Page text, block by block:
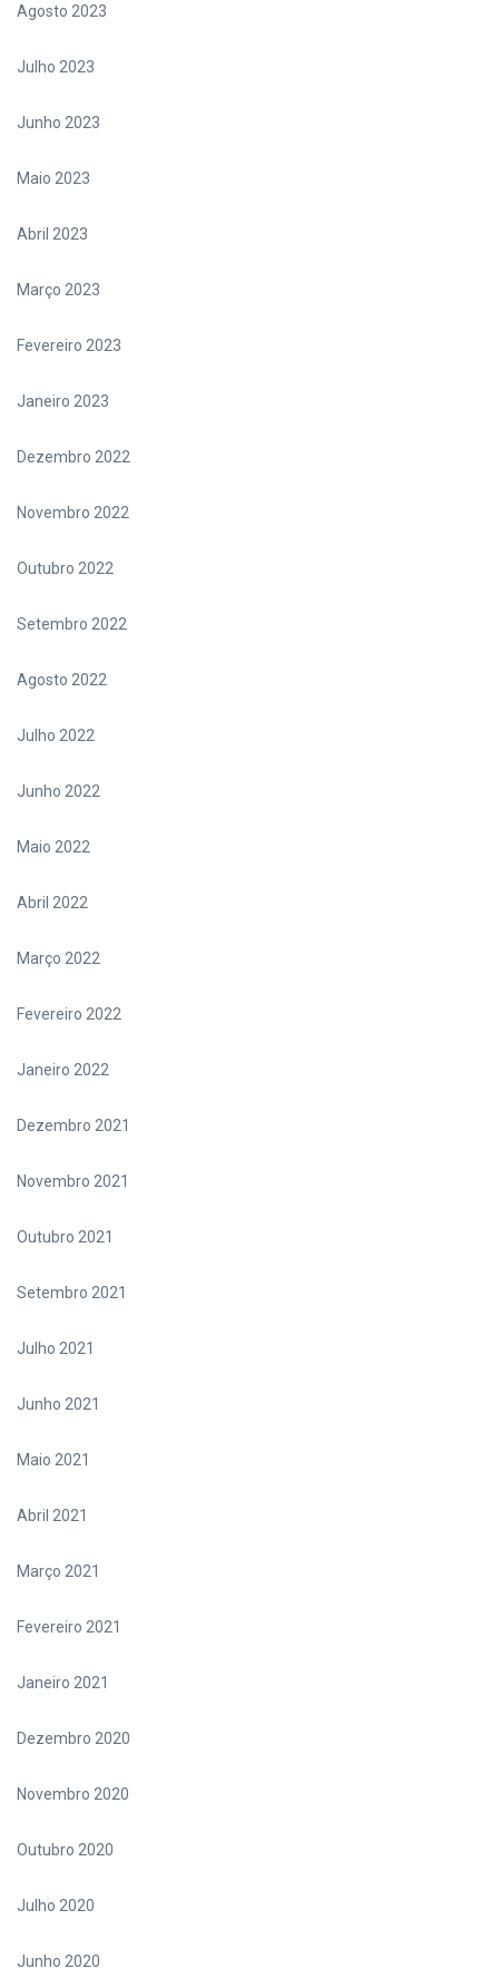
Agosto 2023
Julho 2023
Junho 2023
Maio 2023
Abril 2023
Março 2023
Fevereiro 2023
Janeiro 2023
Dezembro 2022
Novembro 2022
Outubro 2022
Setembro 2022
Agosto 2022
Julho 2022
Junho 2022
Maio 2022
Abril 2022
Março 2022
Fevereiro 2022
Janeiro 2022
Dezembro 2021
Novembro 2021
Outubro 2021
Setembro 2021
Julho 2021
Junho 2021
Maio 2021
Abril 2021
Março 2021
Fevereiro 2021
Janeiro 2021
Dezembro 2020
Novembro 2020
Outubro 2020
Julho 2020
Junho 2020